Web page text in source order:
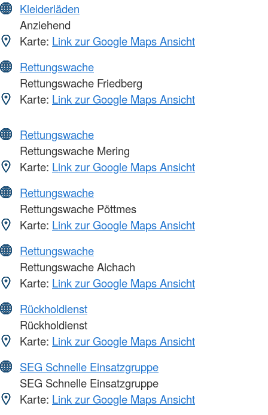
Kleiderläden
Anziehend
Karte: Link zur Google Maps Ansicht
Rettungswache
Rettungswache Friedberg
Karte: Link zur Google Maps Ansicht
Rettungswache
Rettungswache Mering
Karte: Link zur Google Maps Ansicht
Rettungswache
Rettungswache Pöttmes
Karte: Link zur Google Maps Ansicht
Rettungswache
Rettungswache Aichach
Karte: Link zur Google Maps Ansicht
Rückholdienst
Rückholdienst
Karte: Link zur Google Maps Ansicht
SEG Schnelle Einsatzgruppe
SEG Schnelle Einsatzgruppe
Karte: Link zur Google Maps Ansicht